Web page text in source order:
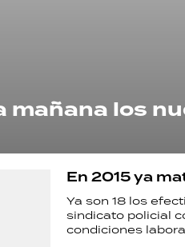
los
En 2015 ya
Ya son 18 los
sindicato policial
condiciones